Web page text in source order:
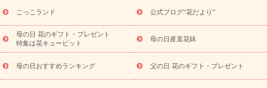
ら探す
お祝いの花特集 当日配達特急便 お祝い商品一覧
念日
結婚祝い 出産祝い 退院祝い・快気祝い
寿祝い
プチギフト ペットのお祝いフラワー
供え・お悔やみ商品一覧
お供え・お悔やみの花
四十九日法要以
ごっこランド 公式ブログ“花だより”
母の日 花のギフト・プレゼント
特集は花キューピット
母の日産直花鉢
母の日おすすめランキング 父の日 花のギフト・プレゼント